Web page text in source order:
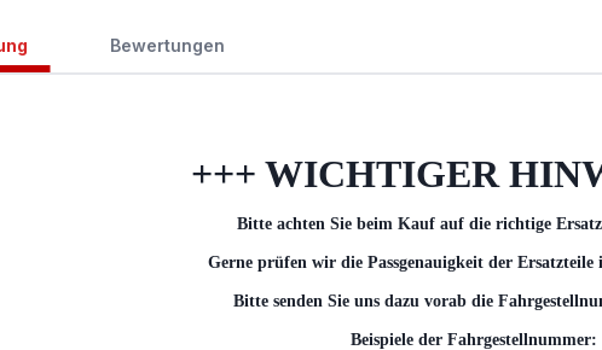
Bewertungen
+++ WICHTIGER
Bitte achten Sie beim Kauf auf die richtige
Gerne prüfen wir die Passgenauigkeit der Ersatzteile
Bitte senden Sie uns dazu vorab die
Beispiele der Fahrgestellnummer: